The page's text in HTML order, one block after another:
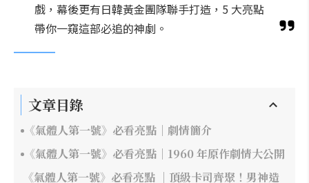
戲，幕後更有日韓黃金團隊聯手打造，5 大亮點
帶你一窺這部必追的神劇。
文章目錄
《氣體人第一號》必看亮點｜劇情簡介
《氣體人第一號》必看亮點｜1960 年原作劇情大公開
《氣體人第一號》必看亮點 ｜頂級卡司齊聚！男神造